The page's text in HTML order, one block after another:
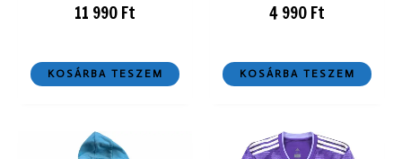
11 990Ft
KOSÁRBA TESZEM
4 990Ft
KOSÁRBA TESZEM